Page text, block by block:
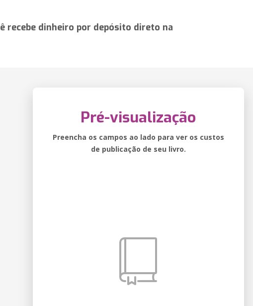
recebe dinheiro por depósito direto na
Pré-visualização
Preencha os campos ao lado para ver os custos
de publicação de seu livro.